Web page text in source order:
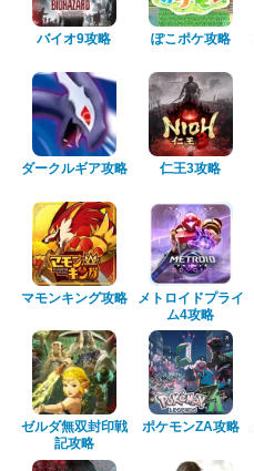
バイオ9攻略 ぽこポケ攻略
ダークルギア攻略 仁王3攻略
マモンキング攻略
メトロイドプライ
ム4攻略
ゼルダ無双封印戦
記攻略
ポケモンZA攻略